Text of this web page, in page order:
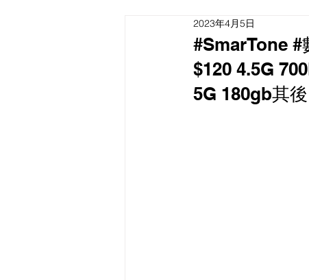
SMARTONE 優惠
最新流動數據優惠
#SmarTone #
$120 4.5G
5G 180gb其
2023年4月5日